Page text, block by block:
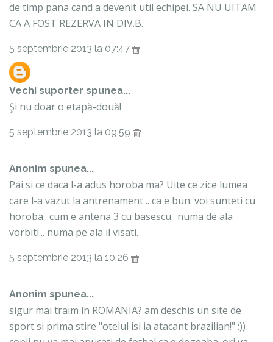
de timp pana cand a devenit util echipei. SA NU UITAM
CA A FOST REZERVA IN DIV.B.
5 septembrie 2013 la 07:47
Vechi suporter spunea...
Şi nu doar o etapă-două!
5 septembrie 2013 la 09:59
Anonim spunea...
Pai si ce daca l-a adus horoba ma? Uite ce zice lumea
care l-a vazut la antrenament .. ca e bun. voi sunteti cu
horoba.. cum e antena 3 cu basescu.. numa de ala
vorbiti... numa pe ala il visati.
5 septembrie 2013 la 10:26
Anonim spunea...
sigur mai traim in ROMANIA? am deschis un site de
sport si prima stire "otelul isi ia atacant brazilian!" :))